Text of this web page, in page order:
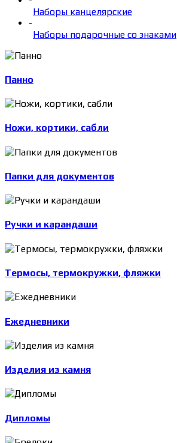
Наборы канцелярские
-
Наборы подарочные со знаками
Панно
Ножи, кортики, сабли
Папки для документов
Ручки и карандаши
Термосы, термокружки, фляжки
Ежедневники
Изделия из камня
Дипломы